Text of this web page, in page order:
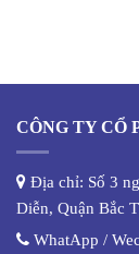
CÔNG TY CỔ
Địa chỉ: Số 3
Diễn, Quận Bắc
WhatApp /